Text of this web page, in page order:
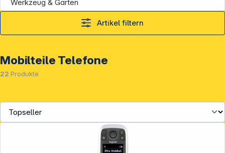
Werkzeug & Garten
Artikel filtern
Mobilteile Telefone
22 Produkte